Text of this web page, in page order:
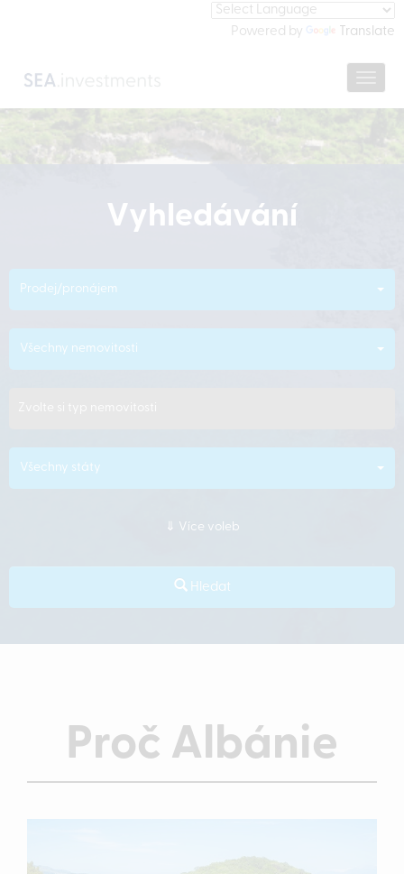
Powered by Translate
Vyhledávání
Prodej/pronájem
Všechny nemovitosti
Všechny státy
Více voleb
Hledat
Proč Albánie